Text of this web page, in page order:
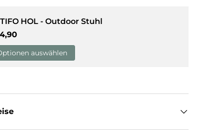
HOL - Outdoor Stuhl
Preis
auswählen